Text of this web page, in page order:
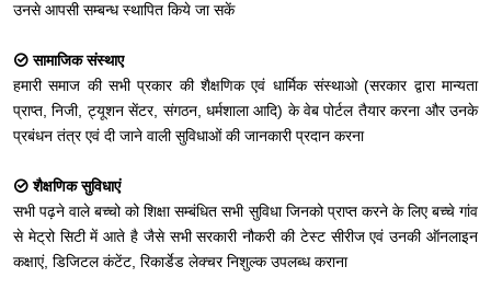
उनसे आपसी सम्बन्ध स्थापित किये जा सकें
सामाजिक संस्थाए
हमारी समाज की सभी प्रकार की शैक्षणिक एवं धार्मिक संस्थाओ (सरकार द्वारा मान्यता
प्राप्त, निजी, ट्यूशन सेंटर, संगठन, धर्मशाला आदि) के वेब पोर्टल तैयार करना और उनके
प्रबंधन तंत्र एवं दी जाने वाली सुविधाओं की जानकारी प्रदान करना
शैक्षणिक सुविधाएं
सभी पढ़ने वाले बच्चो को शिक्षा सम्बंधित सभी सुविधा जिनको प्राप्त करने के लिए बच्चे गांव
से मेट्रो सिटी में आते है जैसे सभी सरकारी नौकरी की टेस्ट सीरीज एवं उनकी ऑनलाइन
कक्षाएं, डिजिटल कंटेंट, रिकार्डेड लेक्चर निशुल्क उपलब्ध कराना